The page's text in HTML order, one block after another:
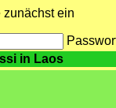
zunächst ein
in Laos